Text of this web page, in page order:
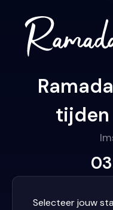
tijden
Selecteer jouw